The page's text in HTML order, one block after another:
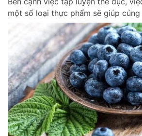
một số loại thực phẩm sẽ giúp củng